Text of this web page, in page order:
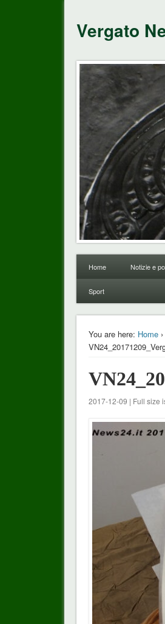
Vergato
Home Notizie e
Sport
You are here: Home›
2017-12-09 | Full size